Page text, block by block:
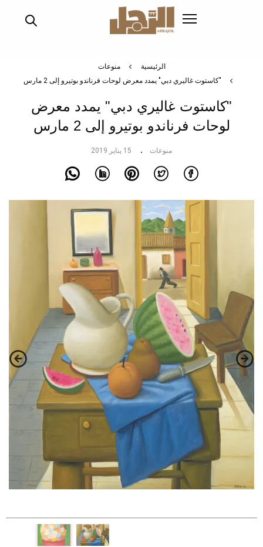
الرئيسية
منوعات
"كاستوت غاليري دبي" يمدد معرض لوحات فرناندو بوتيرو إلى 2 مارس
"كاستوت غاليري دبي" يمدد معرض
لوحات فرناندو بوتيرو إلى 2 مارس
منوعات 15 يناير 2019